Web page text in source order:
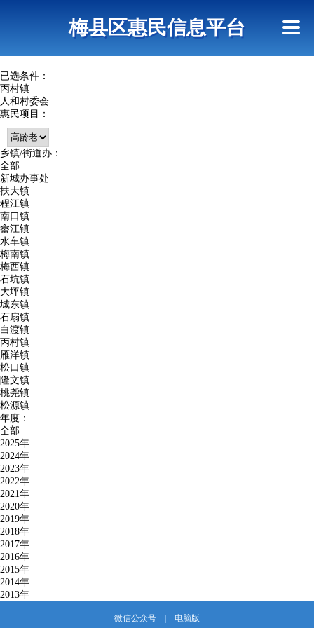
查询指引梅县区惠民信息平台
已选条件：
丙村镇
人和村委会
惠民项目：
乡镇/街道办：
全部
新城办事处
扶大镇
程江镇
南口镇
畲江镇
水车镇
梅南镇
梅西镇
石坑镇
大坪镇
城东镇
石扇镇
白渡镇
丙村镇
雁洋镇
松口镇
隆文镇
桃尧镇
松源镇
年度：
全部
2025年
2024年
2023年
2022年
2021年
2020年
2019年
2018年
2017年
2016年
2015年
2014年
2013年
微信公众号 电脑版